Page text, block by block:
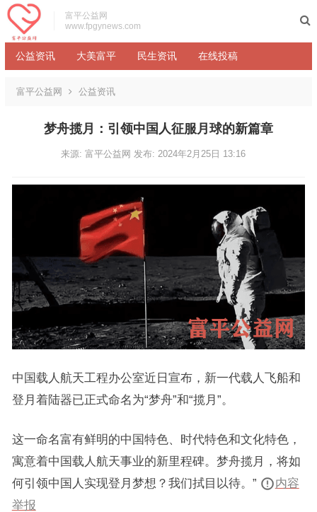
富平公益网
www.fpgynews.com
公益资讯 大美富平 民生资讯 在线投稿
富平公益网 公益资讯
梦舟揽月：引领中国人征服月球的新篇章
来源: 富平公益网发布: 2024年2月25日 13:16
中国载人航天工程办公室近日宣布，新一代载人飞船和
登月着陆器已正式命名为“梦舟”和“揽月”。
这一命名富有鲜明的中国特色、时代特色和文化特色，
寓意着中国载人航天事业的新里程碑。梦舟揽月，将如
何引领中国人实现登月梦想？我们拭目以待。”
内容
举报